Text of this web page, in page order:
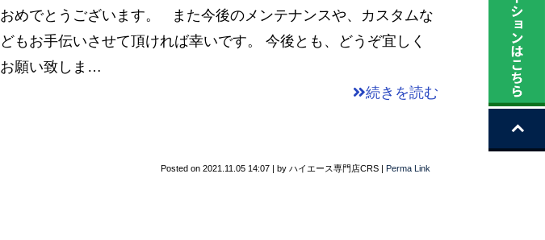
おめでとうございます。 また今後のメンテナンスや、カスタムな
どもお手伝いさせて頂ければ幸いです。 今後とも、どうぞ宜しく
お願い致しま…
続きを読む
Posted on 2021.11.05 14:07 by ハイエース専門店CRS Perma Link